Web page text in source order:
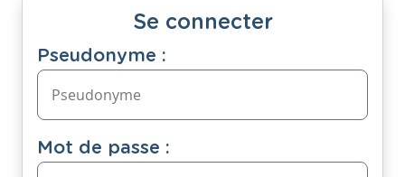
Se connecter
Pseudonyme :
Mot de passe :